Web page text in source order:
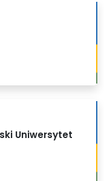
Uniwersytet